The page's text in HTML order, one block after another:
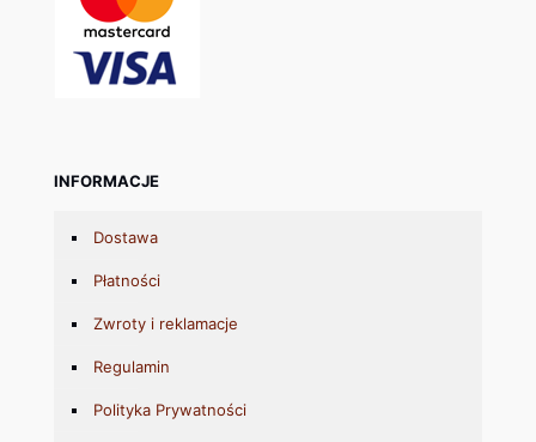
INFORMACJE
Dostawa
Płatności
Zwroty i reklamacje
Regulamin
Polityka Prywatności